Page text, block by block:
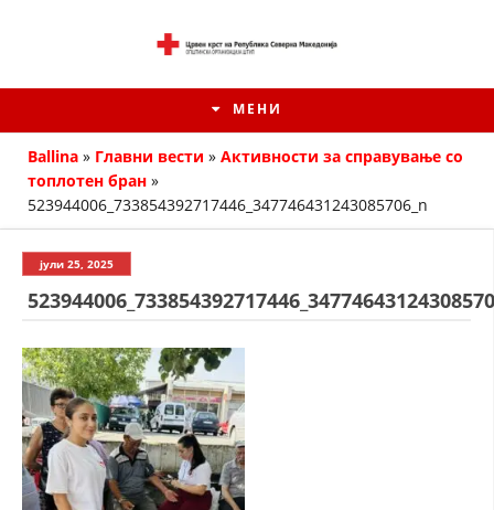
МЕНИ
ИСТОРИЈАТ НА ЦКРМ
ИСТОРИЈАТ НА ДВИЖЕЊЕТО
СТРУКТУРА НА ОРГАНИЗАЦИЈАТА
Ballina » Главни вести » Активности за справување со
топлотен бран »
523944006_733854392717446_347746431243085706_n
јули 25, 2025